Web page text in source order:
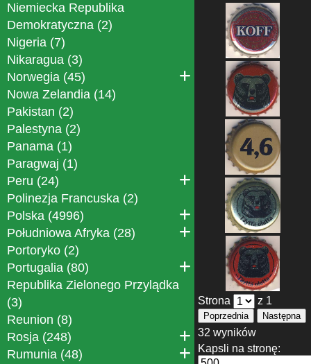
Niemiecka Republika
Demokratyczna (2)
Nigeria (7)
Nikaragua (3)
Norwegia (45)
Nowa Zelandia (14)
Pakistan (2)
Palestyna (2)
Panama (1)
Paragwaj (1)
Peru (24)
Polinezja Francuska (2)
Polska (4996)
Południowa Afryka (28)
Portoryko (2)
Portugalia (80)
Republika Zielonego Przylądka
(3)
Reunion (8)
Rosja (248)
Rumunia (48)
Strona z 1
Poprzednia Następna
32 wyników
Kapsli na stronę: